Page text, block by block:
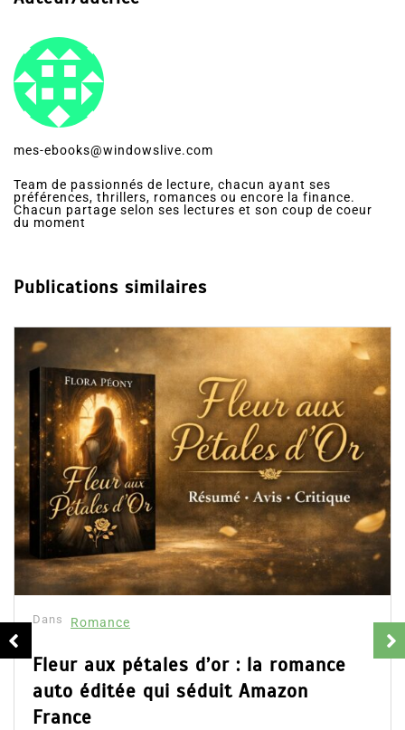
mes-ebooks@windowslive.com
Team de passionnés de lecture, chacun ayant ses
préférences, thrillers, romances ou encore la finance.
Chacun partage selon ses lectures et son coup de coeur
du moment
Publications similaires
Dans Romance
Fleur aux pétales d’or : la romance
auto éditée qui séduit Amazon
France